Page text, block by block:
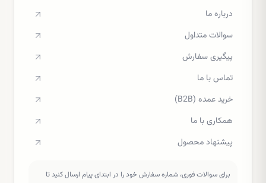
درباره ما
سوالات متداول
پیگیری سفارش
تماس با ما
خرید عمده (B2B)
همکاری با ما
پیشنهاد محصول
برای سوالات فوری، شماره سفارش خود را در ابتدای پیام ارسال کنید تا